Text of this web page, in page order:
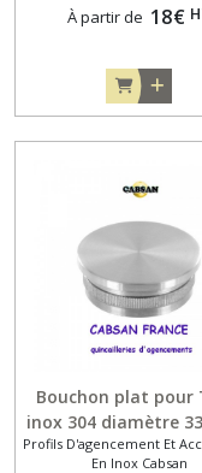
À partir de 18€
Bouchon plat pour
inox 304 diamètre
Profils D'agencement Et
En Inox Cabsan